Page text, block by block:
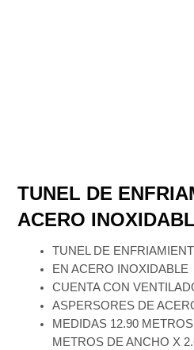
TUNEL DE
ACERO
TUNEL DE
EN ACERO INOXIDABLE
CUENTA CON
ASPERSORES DE
MEDIDAS 12.90
METROS DE ANCHO X